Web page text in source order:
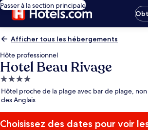
Passer à la section principale
Afficher tous les hébergements
Hôte professionnel
Hotel Beau Rivage
Hébergement
4.0 étoiles
Hôtel proche de la plage avec bar de plage,
des Anglais
Choisissez des dates pour voir